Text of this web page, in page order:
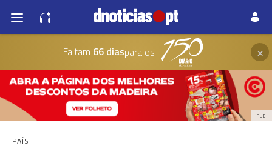
Faltam 66 diaspara os ×
PUB
PAÍS